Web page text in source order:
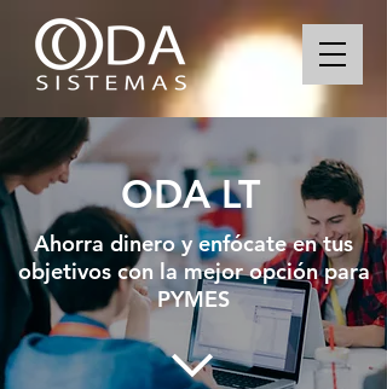
ODA LT
Ahorra dinero y enfócate en tus
objetivos con la mejor opción para
PYMES